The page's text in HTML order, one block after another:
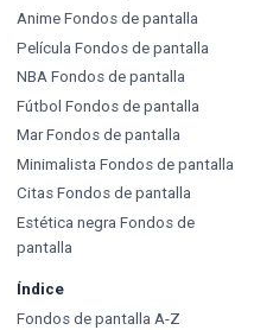
Anime Fondos de pantalla
Película Fondos de pantalla
NBA Fondos de pantalla
Fútbol Fondos de pantalla
Mar Fondos de pantalla
Minimalista Fondos de pantalla
Citas Fondos de pantalla
Estética negra Fondos de
pantalla
Índice
Fondos de pantalla A-Z